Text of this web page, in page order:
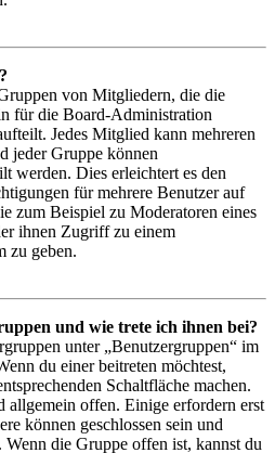
von Mitgliedern, die die
für die Board-Administration
Jedes Mitglied kann mehreren
jeder Gruppe können
werden. Dies erleichtert es den
für mehrere Benutzer auf
zum Beispiel zu Moderatoren eines
ihnen Zugriff zu einem
zu geben.
und wie trete ich ihnen bei?
unter „Benutzergruppen“ im
du einer beitreten möchtest,
Schaltfläche machen.
allgemein offen. Einige erfordern erst
können geschlossen sein und
Wenn die Gruppe offen ist, kannst du